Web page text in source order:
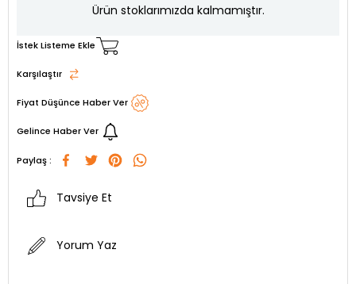
Ürün stoklarımızda kalmamıştır.
İstek Listeme Ekle
Karşılaştır
Fiyat Düşünce Haber Ver
Gelince Haber Ver
Paylaş :
Tavsiye Et
Yorum Yaz